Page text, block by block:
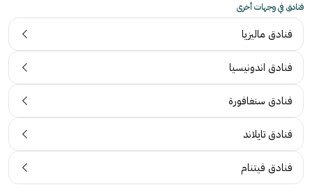
فنادق في وجهات أخرى
فنادق ماليزيا
فنادق اندونيسيا
فنادق سنغافورة
فنادق تايلاند
فنادق فيتنام